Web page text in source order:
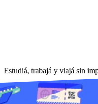
Estudiá, trabajá y viajá sin
EMPEZÁ ACÁ